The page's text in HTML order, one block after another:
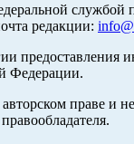
службой
редакции:
Федерации.
праве